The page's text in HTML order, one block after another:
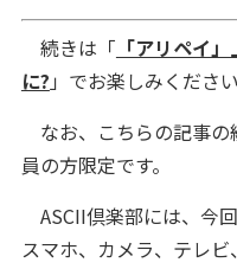
続きは「 「アリペイ
に? 」でお楽しみください
なお、こちらの記事の
員の方限定です。
ASCII倶楽部には、今
スマホ、カメラ、テレ